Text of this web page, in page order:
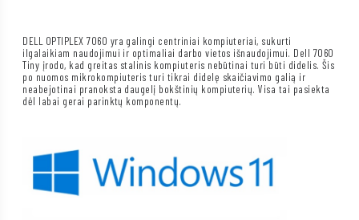
DELL OPTIPLEX 7060 yra galingi centriniai kompiuteriai, sukurti
ilgalaikiam naudojimui ir optimaliai darbo vietos išnaudojimui. Dell 7060
Tiny įrodo, kad greitas stalinis kompiuteris nebūtinai turi būti didelis. Šis
po nuomos mikrokompiuteris turi tikrai didelę skaičiavimo galią ir
neabejotinai pranoksta daugelį bokštinių kompiuterių. Visa tai pasiekta
dėl labai gerai parinktų komponentų.